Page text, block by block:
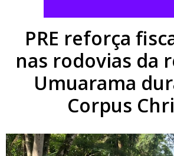
PRE reforça
nas rodovias da
Umuarama
Corpus